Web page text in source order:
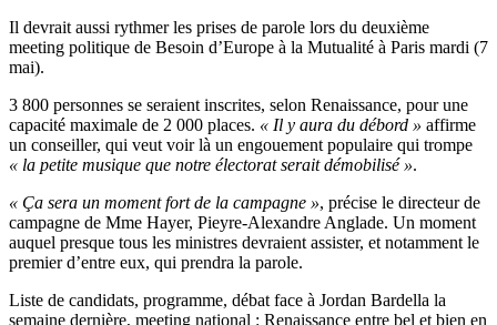
Il devrait aussi rythmer les prises de parole lors du deuxième
meeting politique de Besoin d’Europe à la Mutualité à Paris mardi (7
mai).
3 800 personnes se seraient inscrites, selon Renaissance, pour une
capacité maximale de 2 000 places. « Il y aura du débord » affirme
un conseiller, qui veut voir là un engouement populaire qui trompe
« la petite musique que notre électorat serait démobilisé ».
« Ça sera un moment fort de la campagne », précise le directeur de
campagne de Mme Hayer, Pieyre-Alexandre Anglade. Un moment
auquel presque tous les ministres devraient assister, et notamment le
premier d’entre eux, qui prendra la parole.
Liste de candidats, programme, débat face à Jordan Bardella la
semaine dernière, meeting national : Renaissance entre bel et bien en